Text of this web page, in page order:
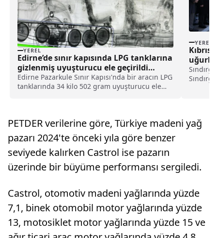
YEREL
Edirne’de sınır kapısında LPG tanklarına
gizlenmiş uyuşturucu ele geçirildi
haberi
Edirne Pazarkule Sınır Kapısı'nda bir aracın LPG
tanklarında 34 kilo 502 gram uyuşturucu ele
Pazarkule Sın...
YEREL
PETDER verilerine göre, Türkiye madeni yağ
pazarı 2024'te önceki yıla göre benzer
seviyede kalırken Castrol ise pazarın
üzerinde bir büyüme performansı sergiledi.
Castrol, otomotiv madeni yağlarında yüzde
7,1, binek otomobil motor yağlarında yüzde
13, motosiklet motor yağlarında yüzde 15 ve